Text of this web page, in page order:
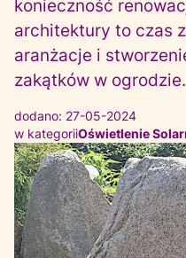
konieczność
architektury to czas
aranżacje i
zakątków w ogrodzie.
dodano: 27-05-2024
w kategoriiOświetlenie